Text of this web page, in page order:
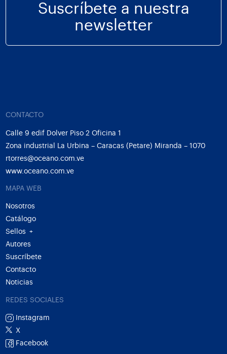
Suscríbete a nuestra
newsletter
CONTACTO
Calle 9 edif Dolver Piso 2 Oficina 1
Zona industrial La Urbina – Caracas (Petare) Miranda – 1070
rtorres@oceano.com.ve
www.oceano.com.ve
MAPA WEB
Nosotros
Catálogo
Sellos
+
Autores
Suscríbete
Contacto
Noticias
REDES SOCIALES
Instagram
X
Facebook